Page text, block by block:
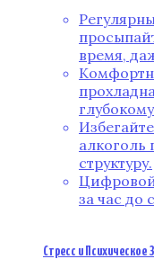
время,
алкоголь
структуру.
Цифровой
за час до
Стресс и Психическое